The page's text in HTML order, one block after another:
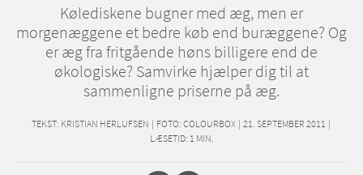
Kølediskene bugner med æg, men er
morgenæggene et bedre køb end buræggene? Og
er æg fra fritgående høns billigere end de
økologiske? Samvirke hjælper dig til at
sammenligne priserne på æg.
TEKST: KRISTIAN HERLUFSEN | FOTO: COLOURBOX | 21. SEPTEMBER 2011 |
LÆSETID: 1 MIN.